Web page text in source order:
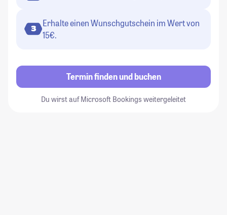
3
Erhalte einen Wunschgutschein im Wert von
15€.
Termin finden und buchen
Du wirst auf Microsoft Bookings weitergeleitet